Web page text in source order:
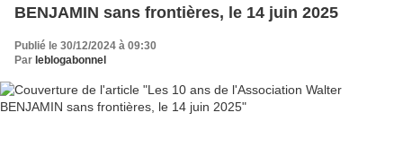
BENJAMIN sans frontières, le 14 juin 2025
Publié le 30/12/2024 à 09:30
Par leblogabonnel